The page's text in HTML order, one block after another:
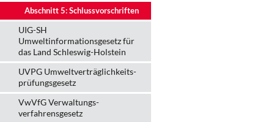
Abschnitt 5: Schlussvorschriften
UIG-SH
Umweltinformationsgesetz für
das Land Schleswig-Holstein
UVPG Umweltverträglich­keits­
prüfungs­gesetz
VwVfG Verwaltungs­
verfahrens­gesetz